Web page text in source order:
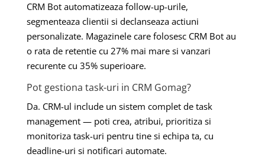
CRM Bot automatizeaza follow-up-urile,
segmenteaza clientii si declanseaza actiuni
personalizate. Magazinele care folosesc CRM Bot au
o rata de retentie cu 27% mai mare si vanzari
recurente cu 35% superioare.
Pot gestiona task-uri in CRM Gomag?
Da. CRM-ul include un sistem complet de task
management — poti crea, atribui, prioritiza si
monitoriza task-uri pentru tine si echipa ta, cu
deadline-uri si notificari automate.